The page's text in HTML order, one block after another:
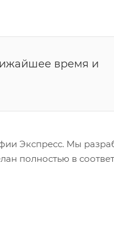
время и
Экспресс. Мы
полностью в